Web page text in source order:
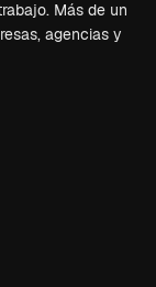
Más de un
agencias y